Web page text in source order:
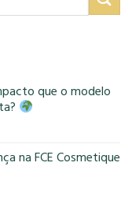
que o modelo
na FCE Cosmetique